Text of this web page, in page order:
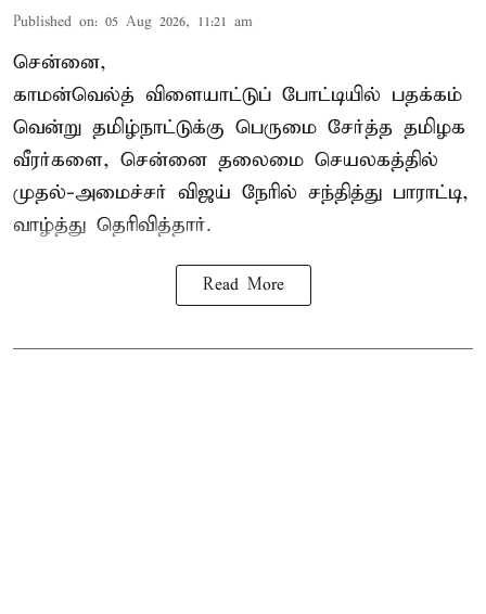
Published on: 05 Aug 2026, 11:21 am
சென்னை,
காமன்வெல்த் விளையாட்டுப் போட்டியில் பதக்கம்
வென்று தமிழ்நாட்டுக்கு பெருமை சேர்த்த தமிழக
வீரர்களை, சென்னை தலைமை செயலகத்தில்
முதல்-அமைச்சர் விஜய் நேரில் சந்தித்து பாராட்டி,
வாழ்த்து தெரிவித்தார்.
Read More